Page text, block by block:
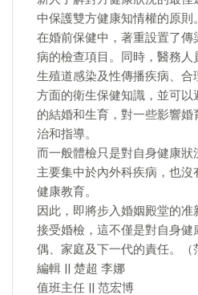
中保護雙方健康知情權的原則。
在婚前保健中，著重設置了傳
病的檢查項目。同時，醫務
生殖道感染及性傳播疾病、合
方面的衛生保健知識，並可以
的結婚和生育，對一些影響
治和指導。
而一般體檢只是對自身健康狀
主要集中於內外科疾病，也
健康教育。
因此，即將步入婚姻殿堂的
接受婚檢，這不僅是對自身健
偶、家庭及下一代的責任。（
編輯 || 楚超 李娜
值班主任 || 范宏博